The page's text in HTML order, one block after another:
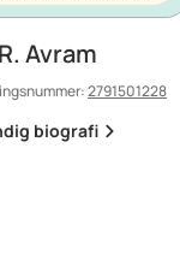
Avram
2791501228
biografi